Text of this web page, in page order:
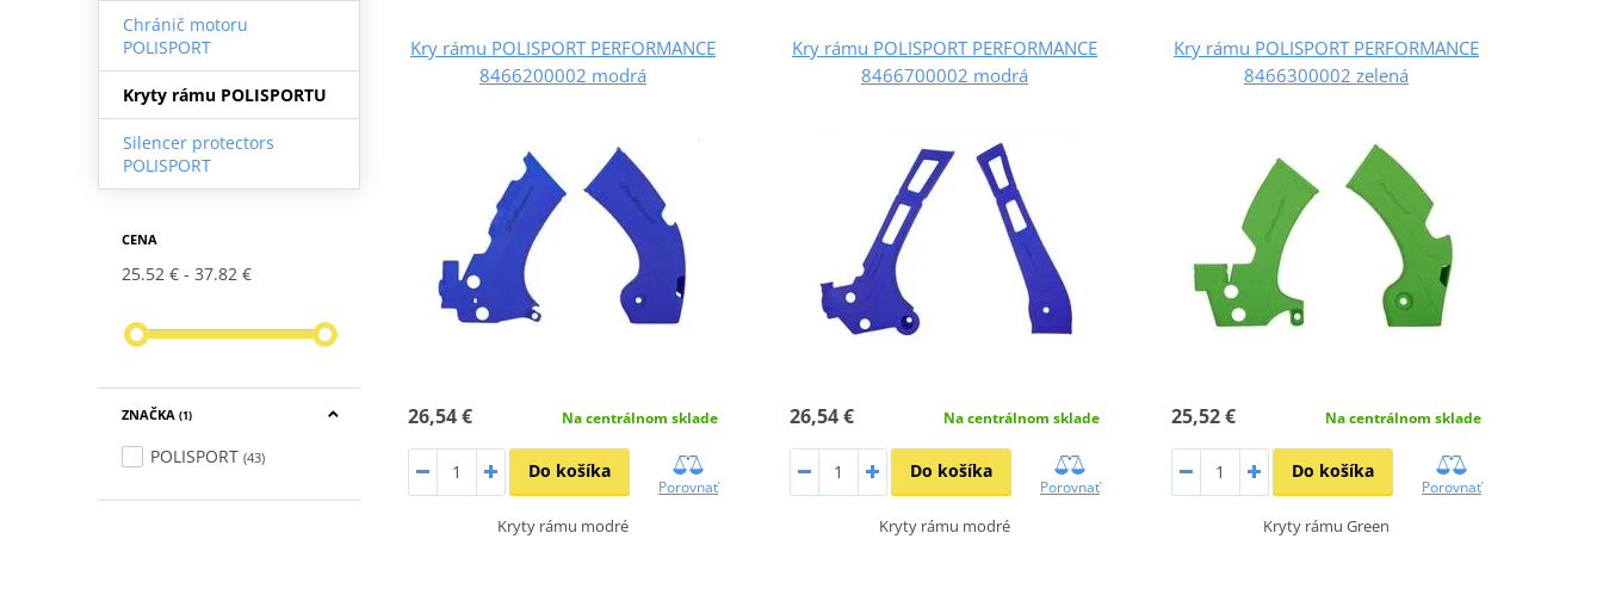
Chránič motoru
POLISPORT
Kryty rámu POLISPORTU
Silencer protectors
POLISPORT
CENA
25.52 € 37.82 €
ZNAČKA (1)
POLISPORT (43)
Kry rámu POLISPORT PERFORMANCE
8466200002 modrá
26,54 € Na centrálnom sklade
Do košíka
Porovnať
Kryty rámu modré
Kry rámu POLISPORT PERFORMANCE
8466700002 modrá
26,54 € Na centrálnom sklade
Do košíka
Porovnať
Kryty rámu modré
Kry rámu POLISPORT PERFORMANCE
8466300002 zelená
25,52 € Na centrálnom sklade
Do košíka
Porovnať
Kryty rámu Green